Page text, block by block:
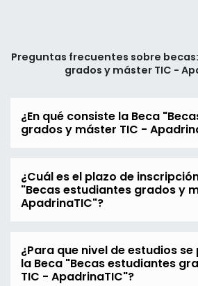
Preguntas frecuentes sobre
grados y máster TIC -
¿En qué consiste la Beca
grados y máster TIC -
¿Cuál es el plazo de
"Becas estudiantes grados y
ApadrinaTIC"?
¿Para que nivel de estudios
la Beca "Becas estudiantes
TIC - ApadrinaTIC"?